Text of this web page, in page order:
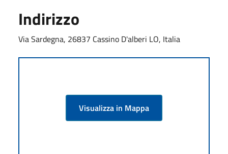
Indirizzo
Via Sardegna, 26837 Cassino D'alberi LO, Italia
Visualizza in Mappa